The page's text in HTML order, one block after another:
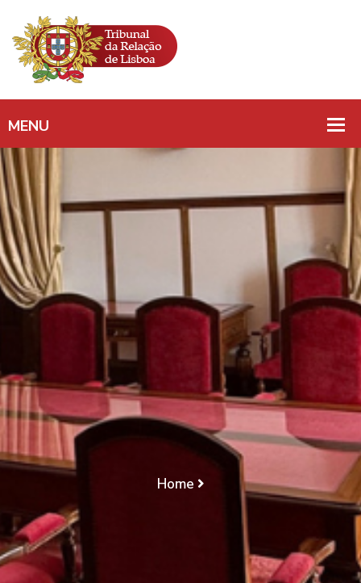
PROCESSO SUMÁRIO/
REENVIO PARA
OUTRA FORMA DE
PROCESSO/ NÃO
ADMISSÃO DE
RECURSO
Home
PROCESSO SUMÁRIO/ REENVIO PARA OUTRA
FORMA DE PROCESSO/ NÃO ADMISSÃO DE